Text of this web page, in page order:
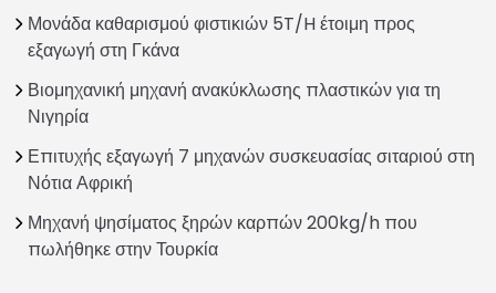
Μονάδα καθαρισμού φιστικιών 5T/H έτοιμη προς
εξαγωγή στη Γκάνα
Βιομηχανική μηχανή ανακύκλωσης πλαστικών για τη
Νιγηρία
Επιτυχής εξαγωγή 7 μηχανών συσκευασίας σιταριού στη
Νότια Αφρική
Μηχανή ψησίματος ξηρών καρπών 200kg/h που
πωλήθηκε στην Τουρκία